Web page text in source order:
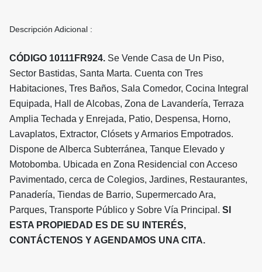
Descripción Adicional :
CÓDIGO 10111FR924. Se Vende Casa de Un Piso,
Sector Bastidas, Santa Marta. Cuenta con Tres
Habitaciones, Tres Baños, Sala Comedor, Cocina Integral
Equipada, Hall de Alcobas, Zona de Lavandería, Terraza
Amplia Techada y Enrejada, Patio, Despensa, Horno,
Lavaplatos, Extractor, Clósets y Armarios Empotrados.
Dispone de Alberca Subterránea, Tanque Elevado y
Motobomba. Ubicada en Zona Residencial con Acceso
Pavimentado, cerca de Colegios, Jardines, Restaurantes,
Panadería, Tiendas de Barrio, Supermercado Ara,
Parques, Transporte Público y Sobre Vía Principal. SI
ESTA PROPIEDAD ES DE SU INTERÉS,
CONTÁCTENOS Y AGENDAMOS UNA CITA.